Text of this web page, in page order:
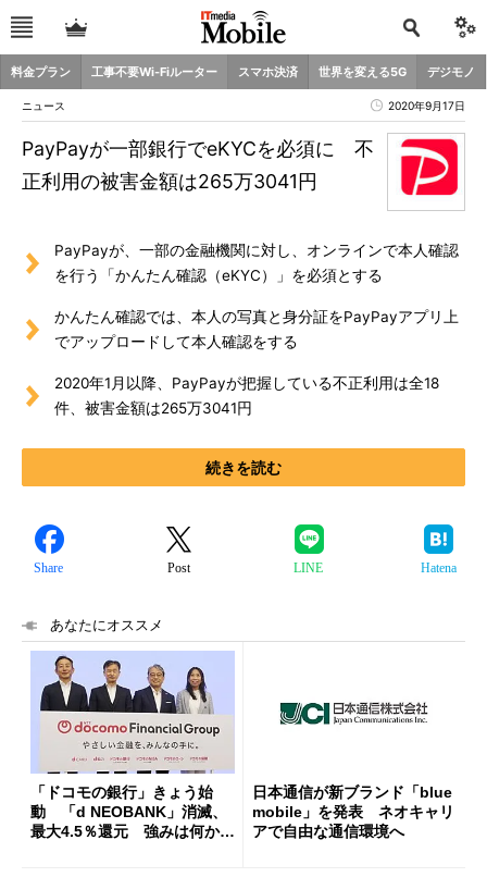
料金プラン 工事不要Wi-Fiルーター スマホ決済 世界を変える5G デジモノ
ニュース 2020年9月17日
PayPayが一部銀行でeKYCを必須に 不
正利用の被害金額は265万3041円
PayPayが、一部の金融機関に対し、オンラインで本人確認
を行う「かんたん確認（eKYC）」を必須とする
かんたん確認では、本人の写真と身分証をPayPayアプリ上
でアップロードして本人確認をする
2020年1月以降、PayPayが把握している不正利用は全18
件、被害金額は265万3041円
続きを読む
Share Post LINE Hatena
あなたにオススメ
「ドコモの銀行」きょう始
動 「d NEOBANK」消滅、
最大4.5％還元 強みは何か解
日本通信が新ブランド「blue
mobile」を発表 ネオキャリ
アで自由な通信環境へ